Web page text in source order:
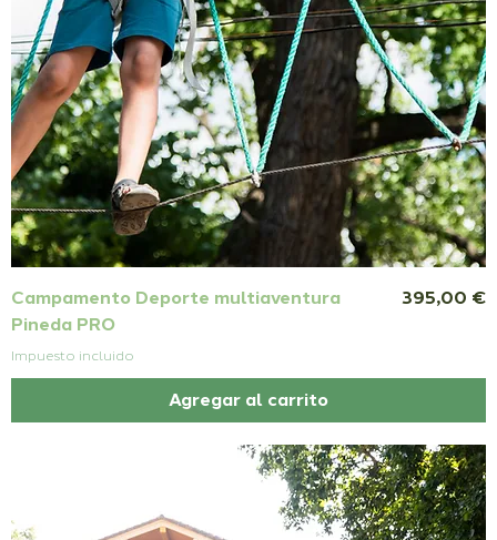
Campamento Deporte multiaventura
Pineda PRO
Precio
395,00 €
Impuesto incluido
Agregar al carrito